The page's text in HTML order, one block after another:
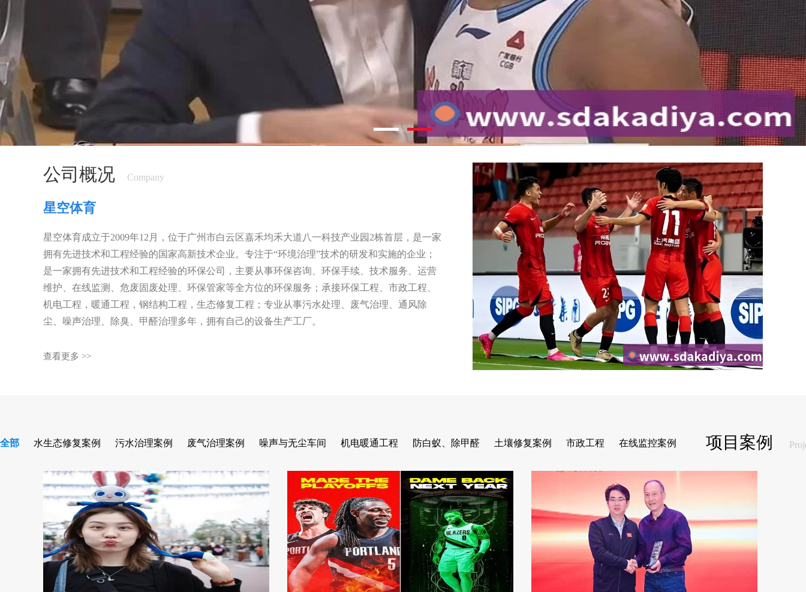
2
公司概况 Company
星空体育
星空体育成立于2009年12月，位于广州市白云区嘉禾均禾大道八一科技产业园2栋首层，是一家
拥有先进技术和工程经验的国家高新技术企业。专注于“环境治理”技术的研发和实施的企业；
是一家拥有先进技术和工程经验的环保公司，主要从事环保咨询、环保手续、技术服务、运营
维护、在线监测、危废固废处理、环保管家等全方位的环保服务；承接环保工程、市政工程、
机电工程，暖通工程，钢结构工程，生态修复工程；专业从事污水处理、废气治理、通风除
尘、噪声治理、除臭、甲醛治理多年，拥有自己的设备生产工厂。
查看更多 >>
全部 水生态修复案例 污水治理案例 废气治理案例 噪声与无尘车间 机电暖通工程 防白蚁、除甲醛 土壤修复案例 市政工程 在线监控案例 项目案例